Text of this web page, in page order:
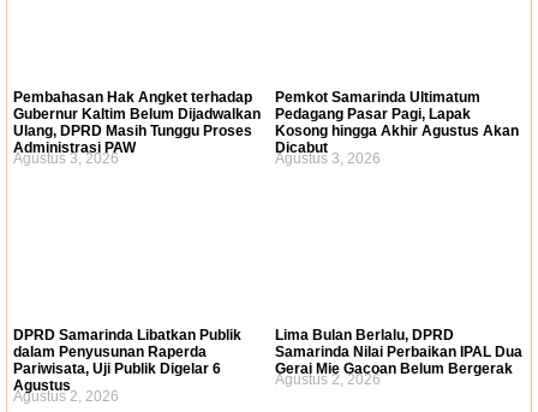
Pembahasan Hak Angket terhadap
Gubernur Kaltim Belum Dijadwalkan
Ulang, DPRD Masih Tunggu Proses
Administrasi PAW
Agustus 3, 2026
Pemkot Samarinda Ultimatum
Pedagang Pasar Pagi, Lapak
Kosong hingga Akhir Agustus Akan
Dicabut
Agustus 3, 2026
DPRD Samarinda Libatkan Publik
dalam Penyusunan Raperda
Pariwisata, Uji Publik Digelar 6
Agustus
Agustus 2, 2026
Lima Bulan Berlalu, DPRD
Samarinda Nilai Perbaikan IPAL Dua
Gerai Mie Gacoan Belum Bergerak
Agustus 2, 2026